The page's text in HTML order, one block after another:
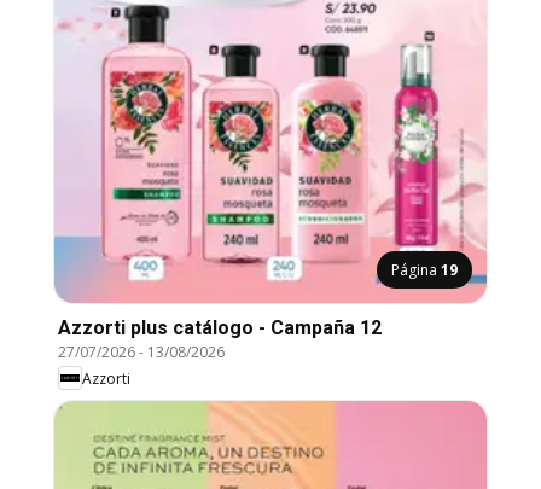
Página 19
Azzorti plus catálogo - Campaña 12
27/07/2026- 13/08/2026
Azzorti